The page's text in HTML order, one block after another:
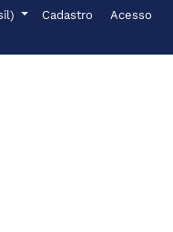
Cadastro Acesso